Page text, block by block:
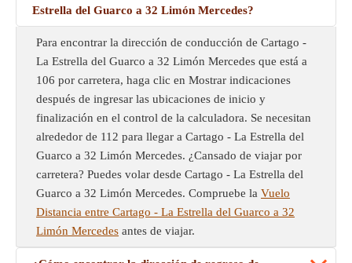
Estrella del Guarco a 32 Limón Mercedes?
Para encontrar la dirección de conducción de Cartago -
La Estrella del Guarco a 32 Limón Mercedes que está a
106 por carretera, haga clic en Mostrar indicaciones
después de ingresar las ubicaciones de inicio y
finalización en el control de la calculadora. Se necesitan
alrededor de 112 para llegar a Cartago - La Estrella del
Guarco a 32 Limón Mercedes. ¿Cansado de viajar por
carretera? Puedes volar desde Cartago - La Estrella del
Guarco a 32 Limón Mercedes. Compruebe la Vuelo
Distancia entre Cartago - La Estrella del Guarco a 32
Limón Mercedes antes de viajar.